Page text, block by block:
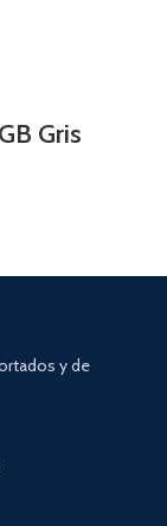
Gris
y de